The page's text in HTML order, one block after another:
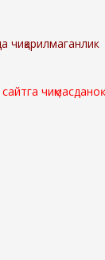
чиқарилмаганлик
чиқмасданоқ